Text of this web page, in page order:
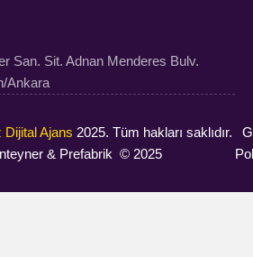
San. Sit. Adnan Menderes Bulv.
Ankara
Dijital Ajans 2025. Tüm hakları saklıdır.
& Prefabrik © 2025